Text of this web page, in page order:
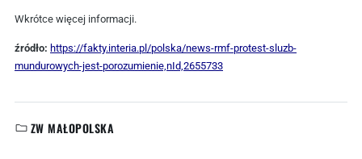
Wkrótce więcej informacji.
źródło: https://fakty.interia.pl/polska/news-rmf-protest-sluzb-
mundurowych-jest-porozumienie,nId,2655733
KATEGORIE:
ZW MAŁOPOLSKA